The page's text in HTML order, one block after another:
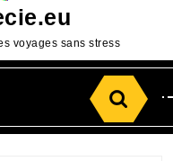
voyages sans stress